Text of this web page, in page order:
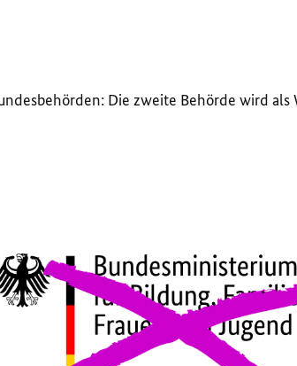
Die zweite Behörde wird